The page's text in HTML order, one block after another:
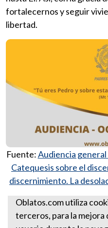
fortalecernos y seguir
libertad.
Fuente:Audiencia
Catequesis sobre el
discernimiento. La
Más
Oblatos.com utiliza
terceros, para la mejora